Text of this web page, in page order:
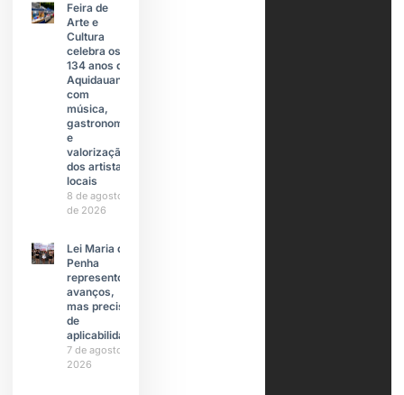
Feira de
Arte e
Cultura
celebra os
134 anos de
Aquidauana
com
música,
gastronomia
e
valorização
dos artistas
locais
8 de agosto
de 2026
Lei Maria da
Penha
representou
avanços,
mas precisa
de
aplicabilidade
7 de agosto de
2026